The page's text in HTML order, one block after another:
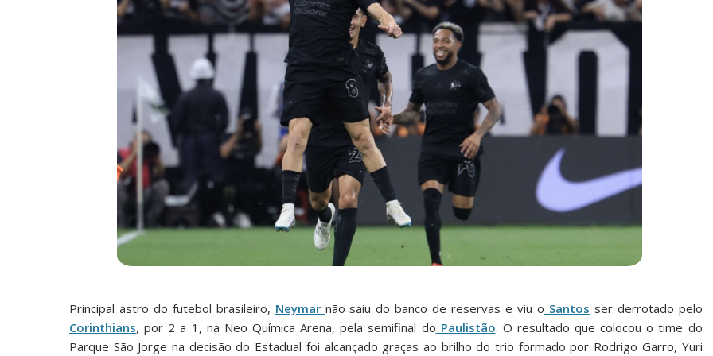
Principal astro do futebol brasileiro, Neymar não saiu do banco de reservas e viu o Santos ser derrotado pelo
Corinthians, por 2 a 1, na Neo Química Arena, pela semifinal do Paulistão. O resultado que colocou o time do
Parque São Jorge na decisão do Estadual foi alcançado graças ao brilho do trio formado por Rodrigo Garro, Yuri